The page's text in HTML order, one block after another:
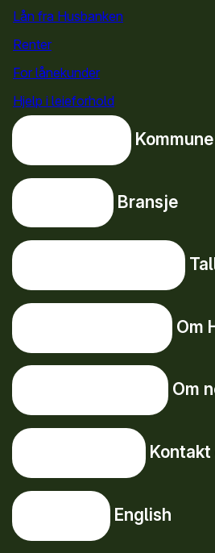
Lån fra Husbanken
Renter
For lånekunder
Hjelp i leieforhold
Kommune
Bransje
Om
Om
Kontakt
English